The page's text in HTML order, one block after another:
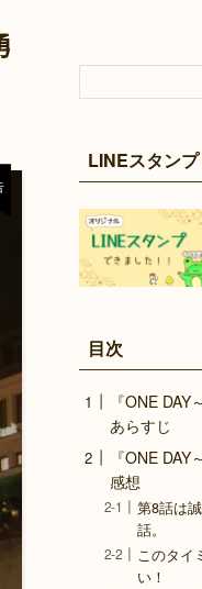
LINEスタン
目次
『ONE
あらすじ
『ONE
感想
第8話は
話。
このタイ
い！